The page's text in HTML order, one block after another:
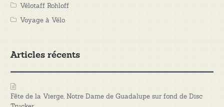
Vélotaff Rohloff
Voyage à Vélo
Articles récents
Fête de la Vierge, Notre Dame de Guadalupe sur fond de Disc